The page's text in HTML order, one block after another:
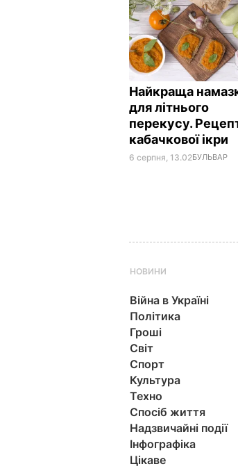
Найкраща
для літнього
перекусу.
кабачкової ікри
6 серпня, 13.02БУЛЬВАР
НОВИНИ
Війна в Україні
Політика
Гроші
Світ
Спорт
Культура
Техно
Спосіб життя
Надзвичайні події
Інфографіка
Цікаве